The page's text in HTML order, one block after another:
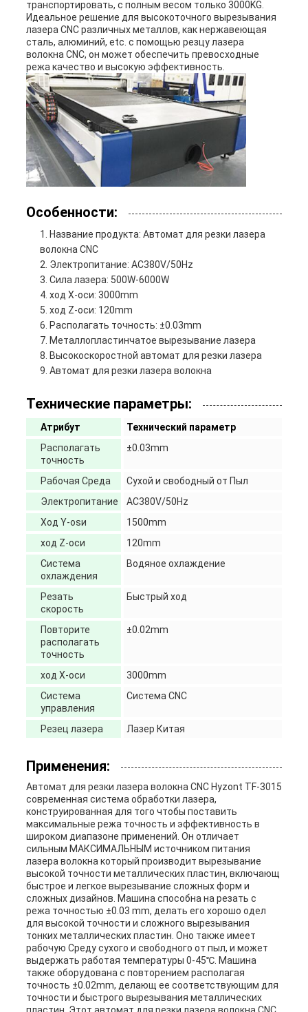
транспортировать, с полным весом только 3000KG.
Идеальное решение для высокоточного вырезывания
лазера CNC различных металлов, как нержавеющая
сталь, алюминий, etc. с помощью резцу лазера
волокна CNC, он может обеспечить превосходные
режа качество и высокую эффективность.
Особенности:
Название продукта: Автомат для резки лазера
волокна CNC
Электропитание: AC380V/50Hz
Сила лазера: 500W-6000W
ход X-оси: 3000mm
ход Z-оси: 120mm
Располагать точность: ±0.03mm
Металлопластинчатое вырезывание лазера
Высокоскоростной автомат для резки лазера
Автомат для резки лазера волокна
Технические параметры:
Атрибут
Технический параметр
Располагать
точность
±0.03mm
Рабочая Среда
Сухой и свободный от Пыл
Электропитание
AC380V/50Hz
Ход Y-osи
1500mm
ход Z-оси
120mm
Система
охлаждения
Водяное охлаждение
Резать
скорость
Быстрый ход
Повторите
располагать
точность
±0.02mm
ход X-оси
3000mm
Система
управления
Система CNC
Резец лазера Лазер Китая
Применения:
Автомат для резки лазера волокна CNC Hyzont TF-3015
современная система обработки лазера,
конструированная для того чтобы поставить
максимальные режа точность и эффективность в
широком диапазоне применений. Он отличает
сильным МАКСИМАЛЬНЫМ источником питания
лазера волокна который производит вырезывание
высокой точности металлических пластин, включающ
быстрое и легкое вырезывание сложных форм и
сложных дизайнов. Машина способна на резать с
режа точностью ±0.03 mm, делать его хорошо одел
для высокой точности и сложного вырезывания
тонких металлических пластин. Оно также имеет
рабочую Среду сухого и свободного от пыл, и может
выдержать работая температуры 0-45℃. Машина
также оборудована с повторением располагая
точность ±0.02mm, делающ ее соответствующим для
точности и быстрого вырезывания металлических
пластин. Этот автомат для резки лазера волокна CNC